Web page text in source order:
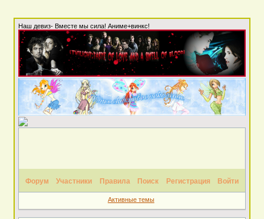
Наш девиз- Вместе мы сила! Аниме+винкс!
Форум Участники Правила Поиск Регистрация Войти
Активные темы